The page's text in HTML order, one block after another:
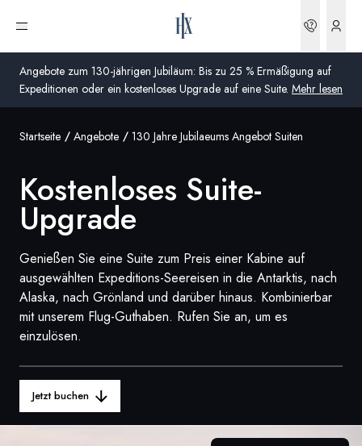
Angebote zum 130-jährigen Jubiläum: Bis zu 25 % Ermäßigung auf
Expeditionen oder ein kostenloses Upgrade auf eine Suite. Mehr lesen
Menü öffnen
Australien
Vereinigtes Königreich (England, Schottland, Wales
und Nordirland)
USA
Deutschland
Schweiz
Frankreich
Schweden
Global
Startseite Angebote 130 Jahre Jubilaeums Angebot Suiten
Kostenloses Suite-
Upgrade
Genießen Sie eine Suite zum Preis einer Kabine auf
ausgewählten Expeditions-Seereisen in die Antarktis, nach
Alaska, nach Grönland und darüber hinaus. Kombinierbar
mit unserem Flug-Guthaben. Rufen Sie an, um es
einzulösen.
Jetzt buchen